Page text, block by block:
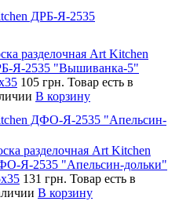
ДРБ-Я-2535
разделочная Art Kitchen
Я-2535 "Вышиванка-5"
105 грн. Товар есть в
В корзину
ДФО-Я-2535 "Апельсин-
разделочная Art Kitchen
Я-2535 "Апельсин-дольки"
131 грн. Товар есть в
В корзину